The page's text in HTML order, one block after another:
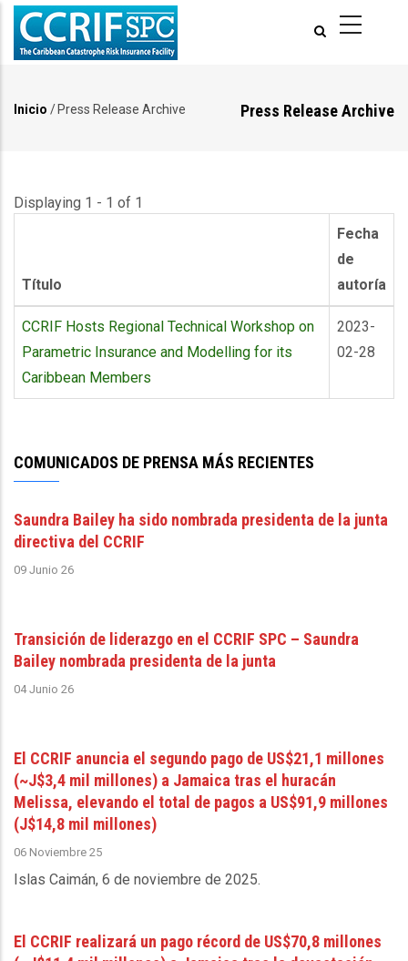
Pasar
contenido
Press Release Archive
navegación
Inicio / Press Release Archive
Displaying 1 - 1 of 1
Título
Fecha
de
autoría
CCRIF Hosts Regional Technical Workshop on
Parametric Insurance and Modelling for its
Caribbean Members
2023-
02-28
COMUNICADOS DE PRENSA MÁS RECIENTES
Saundra Bailey ha sido nombrada presidenta de la junta
directiva del CCRIF
09 Junio 26
Transición de liderazgo en el CCRIF SPC – Saundra
Bailey nombrada presidenta de la junta
04 Junio 26
El CCRIF anuncia el segundo pago de US$21,1 millones
(~J$3,4 mil millones) a Jamaica tras el huracán
Melissa, elevando el total de pagos a US$91,9 millones
(J$14,8 mil millones)
06 Noviembre 25
Islas Caimán, 6 de noviembre de 2025.
El CCRIF realizará un pago récord de US$70,8 millones